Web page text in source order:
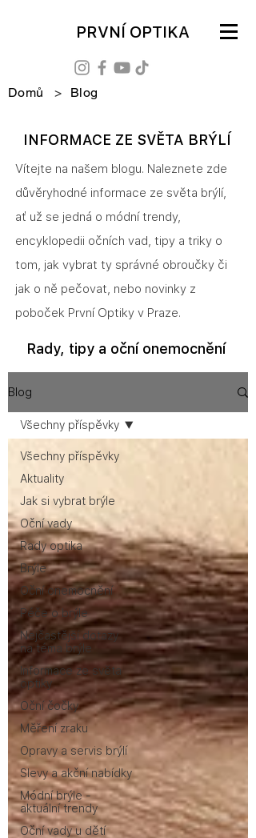
PRVNÍ OPTIKA
Domů > Blog
INFORMACE ZE SVĚTA BRÝLÍ
Vítejte na našem blogu. Naleznete zde
důvěryhodné informace ze světa brýlí,
ať už se jedná o módní trendy,
encyklopedii očních vad, tipy a triky o
tom, jak vybrat ty správné obroučky či
jak o ně pečovat, nebo novinky z
poboček První Optiky v Praze.
Rady, tipy a oční onemocnění
Blog
Všechny příspěvky
Aktuality
Jak si vybrat brýle
Oční vady
Rady optika
Brýle
Oční onemocnění
Péče o brýle
Nejčastější dotazy
na téma brýle
Informace ze světa
optiky
Oční čočky
Měření zraku
Opravy a servis brýlí
Slevy a akční nabídky
Módní brýle -
aktuální trendy
Oční vady u dětí
Všechny příspěvky